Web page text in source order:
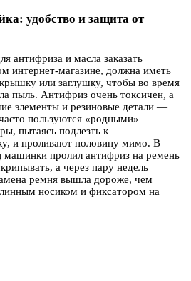
удобство и защита от
антифриза и масла заказать
интернет-магазине, должна иметь
или заглушку, чтобы во время
пыль. Антифриз очень токсичен, а
элементы и резиновые детали —
пользуются «родными»
пытаясь подлезть к
и проливают половину мимо. В
машинки пролил антифриз на ремень
а через пару недель
ремня вышла дороже, чем
носиком и фиксатором на